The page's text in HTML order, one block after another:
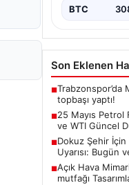
BTC
Son Eklenen
■Trabzonspor’da
topbaşı yaptı!
■25 Mayıs Petrol
ve WTI Güncel
■Dokuz Şehir İçin
Uyarısı: Bugün
■Açık Hava
mutfağı